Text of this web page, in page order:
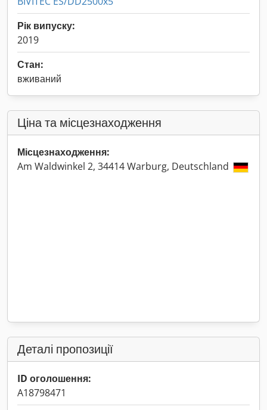
Рік випуску:
2019
Стан:
вживаний
Ціна та місцезнаходження
Місцезнаходження:
Am Waldwinkel 2, 34414 Warburg, Deutschland
Деталі пропозиції
ID оголошення:
A18798471